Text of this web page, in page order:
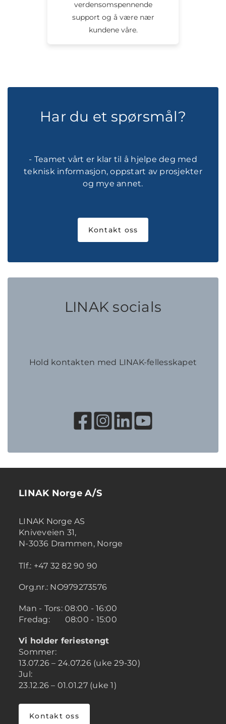
verdensomspennende
support og å være nær
kundene våre.
Har du et spørsmål?
- Teamet vårt er klar til å hjelpe deg med
teknisk informasjon, oppstart av prosjekter
og mye annet.
Kontakt oss
LINAK socials
Hold kontakten med LINAK-fellesskapet
LINAK Norge A/S
LINAK Norge AS
Kniveveien 31,
N-3036 Drammen, Norge
Tlf.: +47 32 82 90 90
Org.nr.: NO979273576
Man - Tors: 08:00 - 16:00
Fredag: 08:00 - 15:00
Vi holder feriestengt
Sommer:
13.07.26 – 24.07.26 (uke 29-30)
Jul:
23.12.26 – 01.01.27 (uke 1)
Kontakt oss